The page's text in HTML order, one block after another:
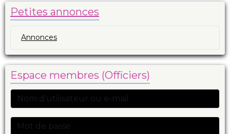
Petites annonces
Annonces
Espace membres (Officiers)